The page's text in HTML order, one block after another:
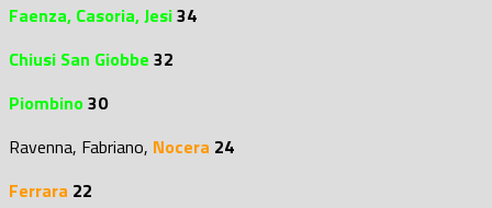
Faenza, Casoria, Jesi34
Chiusi San Giobbe 32
Piombino30
Ravenna, Fabriano, Nocera 24
Ferrara 22